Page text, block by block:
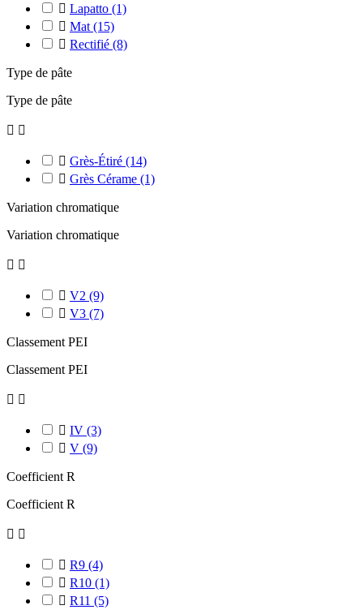
 Lapatto (1)
 Mat (15)
 Rectifié (8)
Type de pâte
Type de pâte
 
 Grès-Étiré (14)
 Grès Cérame (1)
Variation chromatique
Variation chromatique
 
 V2 (9)
 V3 (7)
Classement PEI
Classement PEI
 
 IV (3)
 V (9)
Coefficient R
Coefficient R
 
 R9 (4)
 R10 (1)
 R11 (5)